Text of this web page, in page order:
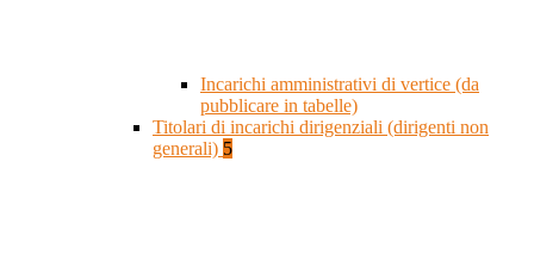
Incarichi amministrativi di vertice (da
pubblicare in tabelle)
Titolari di incarichi dirigenziali (dirigenti non
generali) 5